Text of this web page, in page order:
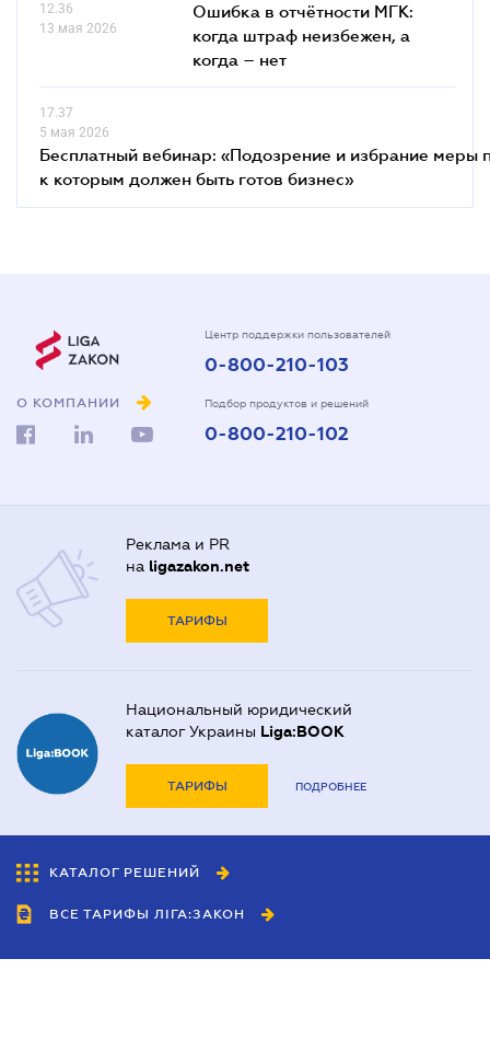
12.36
13 мая 2026
Ошибка в отчётности МГК:
когда штраф неизбежен, а
когда – нет
17.37
5 мая 2026
Бесплатный вебинар: «Подозрение и избрание меры
к которым должен быть готов бизнес»
О КОМПАНИИ
Центр поддержки пользователей
0-800-210-103
Подбор продуктов и решений
0-800-210-102
Реклама и PR
на ligazakon.net
ТАРИФЫ
Национальный юридический
каталог Украины Liga:BOOK
ТАРИФЫ ПОДРОБНЕЕ
КАТАЛОГ РЕШЕНИЙ
ВСЕ ТАРИФЫ ЛІГА:ЗАКОН